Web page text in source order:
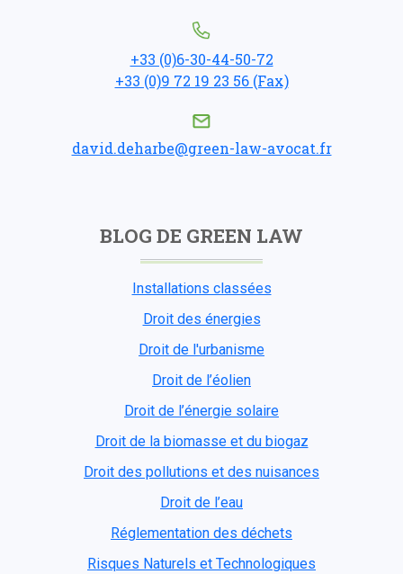
+33 (0)6-30-44-50-72
+33 (0)9 72 19 23 56 (Fax)
david.deharbe@green-law-avocat.fr
BLOG DE GREEN LAW
Installations classées
Droit des énergies
Droit de l'urbanisme
Droit de l’éolien
Droit de l’énergie solaire
Droit de la biomasse et du biogaz
Droit des pollutions et des nuisances
Droit de l’eau
Réglementation des déchets
Risques Naturels et Technologiques